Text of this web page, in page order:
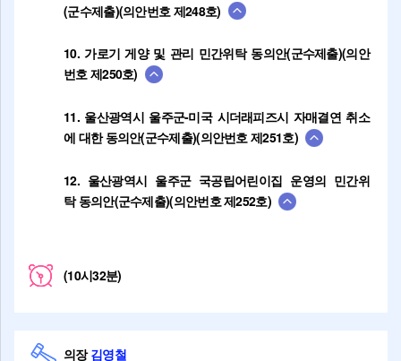
(군수제출)(의안번호 제248호)
10. 가로기 게양 및 관리 민간위탁 동의안(군수제출)(의안
번호 제250호)
11. 울산광역시 울주군-미국 시더래피즈시 자매결연 취소
에 대한 동의안(군수제출)(의안번호 제251호)
12. 울산광역시 울주군 국공립어린이집 운영의 민간위
탁 동의안(군수제출)(의안번호 제252호)
(10시32분)
의장김영철